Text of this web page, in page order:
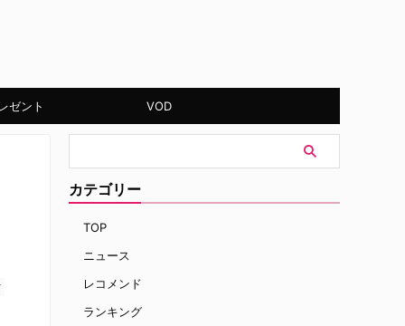
ゼント VOD
カテゴリー
TOP
ニュース
レコメンド
ランキング